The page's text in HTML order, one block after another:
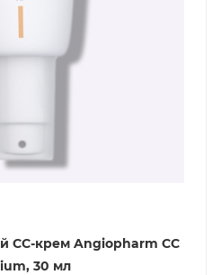
крем Angiopharm CC
30 мл